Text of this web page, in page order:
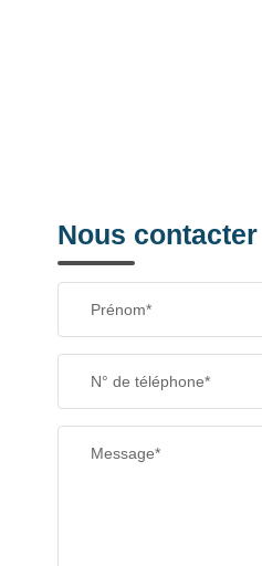
Nous contacter
Prénom*
N° de téléphone*
Message*